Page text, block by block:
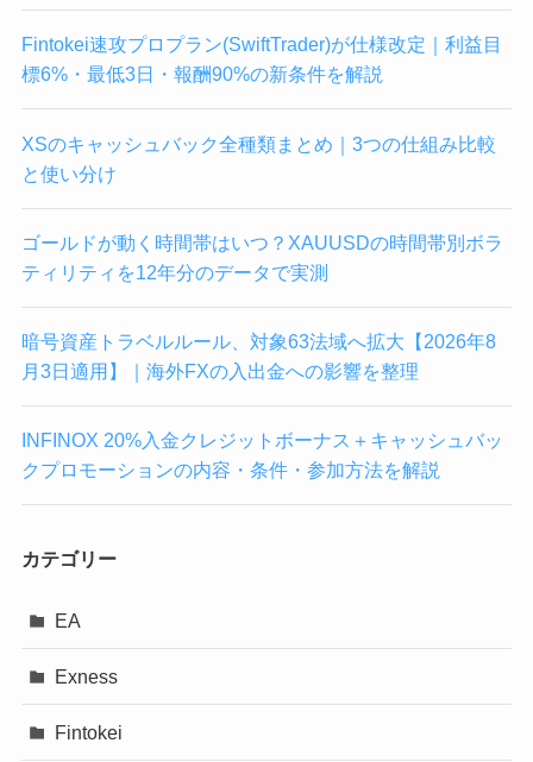
Fintokei速攻プロプラン(SwiftTrader)が仕様改定｜利益目
標6%・最低3日・報酬90%の新条件を解説
XSのキャッシュバック全種類まとめ｜3つの仕組み比較
と使い分け
ゴールドが動く時間帯はいつ？XAUUSDの時間帯別ボラ
ティリティを12年分のデータで実測
暗号資産トラベルルール、対象63法域へ拡大【2026年8
月3日適用】｜海外FXの入出金への影響を整理
INFINOX 20%入金クレジットボーナス＋キャッシュバッ
クプロモーションの内容・条件・参加方法を解説
カテゴリー
EA
Exness
Fintokei